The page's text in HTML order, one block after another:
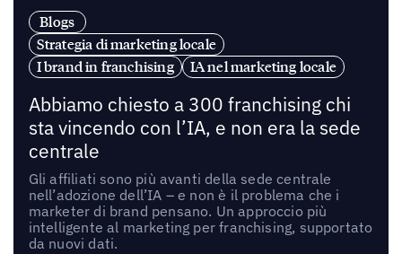
Blogs
Strategia di marketing locale
I brand in franchising
IA nel marketing locale
Abbiamo chiesto a 300 franchising chi
sta vincendo con l’IA, e non era la sede
centrale
Gli affiliati sono più avanti della sede centrale
nell’adozione dell’IA – e non è il problema che i
marketer di brand pensano. Un approccio più
intelligente al marketing per franchising, supportato
da nuovi dati.